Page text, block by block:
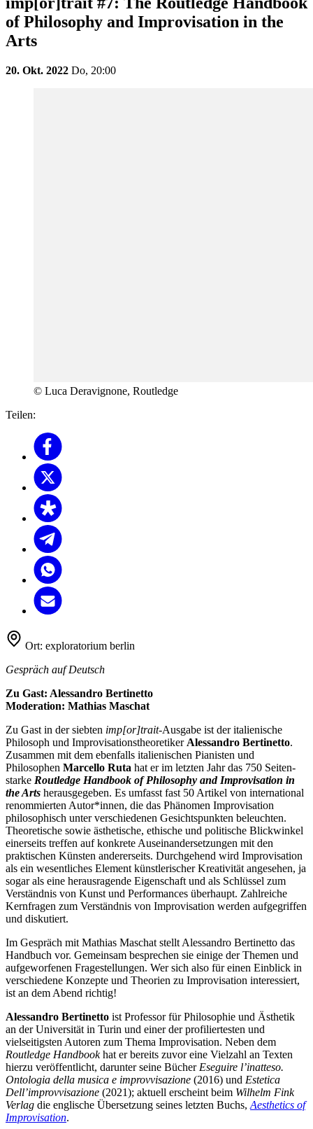
of Philosophy and Improvisation in the
Arts
20. Okt. 2022 Do, 20:00
© Luca Deravignone, Routledge
Teilen:
Ort: exploratorium berlin
Gespräch auf Deutsch
Zu Gast: Alessandro Bertinetto
Moderation: Mathias Maschat
Zu Gast in der siebten imp[or]trait-Ausgabe ist der italienische
Philosoph und Improvisationstheoretiker Alessandro Bertinetto.
Zusammen mit dem ebenfalls italienischen Pianisten und
Philosophen Marcello Ruta hat er im letzten Jahr das 750 Seiten-
starke Routledge Handbook of Philosophy and Improvisation in
the Arts herausgegeben. Es umfasst fast 50 Artikel von international
renommierten Autor*innen, die das Phänomen Improvisation
philosophisch unter verschiedenen Gesichtspunkten beleuchten.
Theoretische sowie ästhetische, ethische und politische Blickwinkel
einerseits treffen auf konkrete Auseinandersetzungen mit den
praktischen Künsten andererseits. Durchgehend wird Improvisation
als ein wesentliches Element künstlerischer Kreativität angesehen, ja
sogar als eine herausragende Eigenschaft und als Schlüssel zum
Verständnis von Kunst und Performances überhaupt. Zahlreiche
Kernfragen zum Verständnis von Improvisation werden aufgegriffen
und diskutiert.
Im Gespräch mit Mathias Maschat stellt Alessandro Bertinetto das
Handbuch vor. Gemeinsam besprechen sie einige der Themen und
aufgeworfenen Fragestellungen. Wer sich also für einen Einblick in
verschiedene Konzepte und Theorien zu Improvisation interessiert,
ist an dem Abend richtig!
Alessandro Bertinetto ist Professor für Philosophie und Ästhetik
an der Universität in Turin und einer der profiliertesten und
vielseitigsten Autoren zum Thema Improvisation. Neben dem
Routledge Handbookhat er bereits zuvor eine Vielzahl an Texten
hierzu veröffentlicht, darunter seine Bücher Eseguire l’inatteso.
Ontologia della musica e improvvisazione (2016) und Estetica
Dell’improvvisazione (2021); aktuell erscheint beim Wilhelm Fink
Verlag die englische Übersetzung seines letzten Buchs, Aesthetics of
Improvisation.